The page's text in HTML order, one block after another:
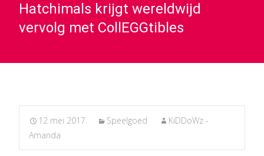
Hatchimals krijgt wereldwijd
vervolg met CollEGGtibles
12 mei 2017 Speelgoed
KiDDoWz -
Amanda